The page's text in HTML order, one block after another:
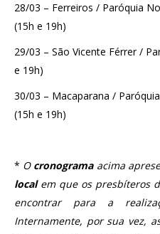
28/03 – Ferreiros / Paróquia
(15h e 19h)
29/03 – São Vicente Férrer /
e 19h)
30/03 – Macaparana /
(15h e 19h)
* Ocronogramaacima
localem que os presbíteros
encontrar para a
Internamente, por sua vez,